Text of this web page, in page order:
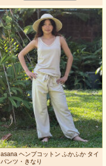
asana ヘンプコットン ふかふか タイ
パンツ・きなり